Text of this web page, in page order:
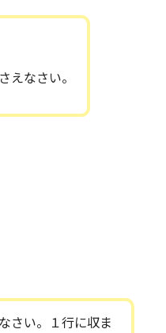
えなさい。
さい。１行に収ま